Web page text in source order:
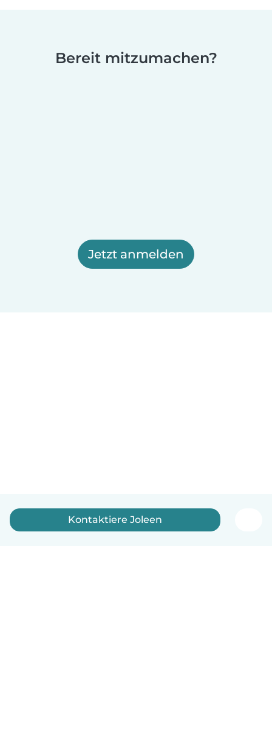
Bereit mitzumachen?
Jetzt anmelden
Kontaktiere Joleen